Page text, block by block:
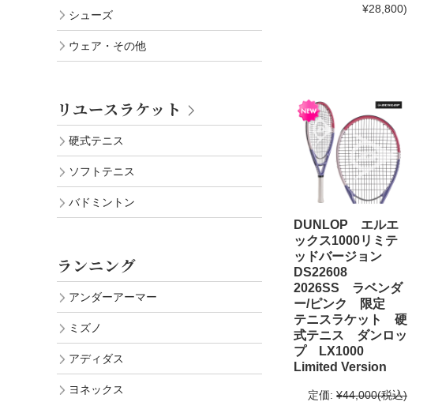
¥28,800)
DUNLOP エルエ
ックス1000リミテ
ッドバージョン
DS22608
2026SS ラベンダ
ー/ピンク 限定
テニスラケット 硬
式テニス ダンロッ
プ LX1000
Limited Version
定価: ¥44,000(税込)
シューズ
ウェア・その他
リユースラケット
硬式テニス
ソフトテニス
バドミントン
ランニング
アンダーアーマー
ミズノ
アディダス
ヨネックス